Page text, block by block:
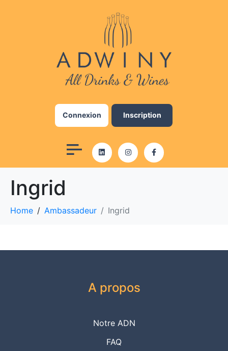
Connexion Inscription
Ingrid
Home Ambassadeur Ingrid
A propos
Notre ADN
FAQ
Add Your Heading Text
Here
Lorem ipsum dolor sit amet, consectetur
adipiscing elit, sed do eiusmod tempor
incididunt ut labore et dolore magna aliqua. Ut
ullamco laboris nisi ut aliquip ex ea commodo
consequat. Duis aute irure dolor in reprehenderit
nulla pariatur. Excepteur sint occaecat cupidatat
non proident, sunt in culpa qui officia deserunt
mollit anim id est laborum.